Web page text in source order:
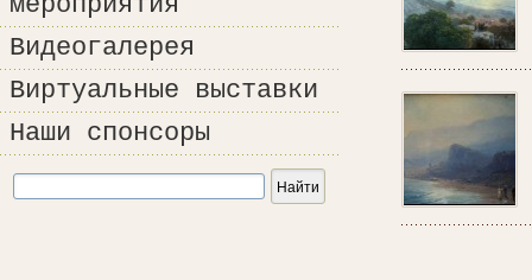
Видеогалерея
Виртуальные выставки
Наши спонсоры